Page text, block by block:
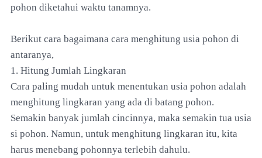
pohon diketahui waktu tanamnya.
Berikut cara bagaimana cara menghitung usia pohon di
antaranya,
1. Hitung Jumlah Lingkaran
Cara paling mudah untuk menentukan usia pohon adalah
menghitung lingkaran yang ada di batang pohon.
Semakin banyak jumlah cincinnya, maka semakin tua usia
si pohon. Namun, untuk menghitung lingkaran itu, kita
harus menebang pohonnya terlebih dahulu.